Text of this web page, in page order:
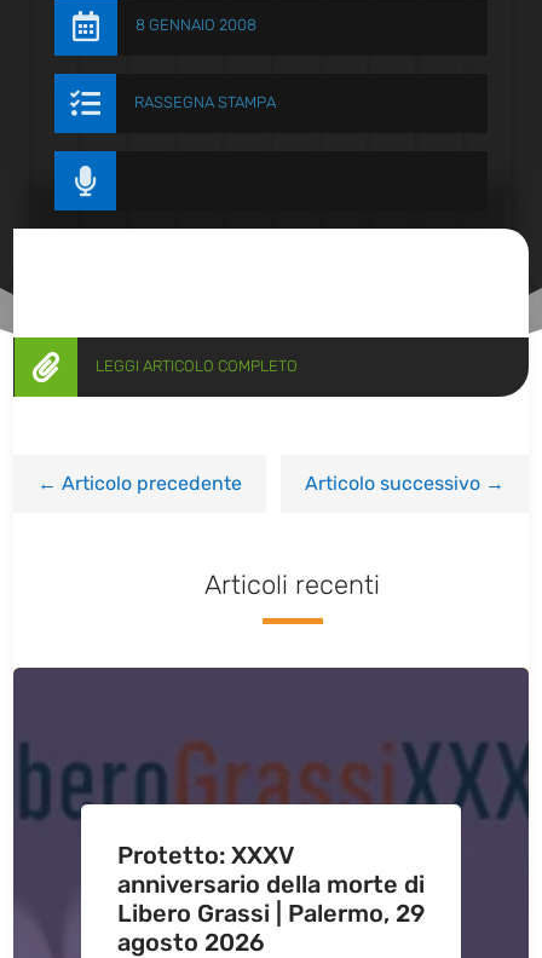
 8 GENNAIO 2008
 RASSEGNA STAMPA

 LEGGI ARTICOLO COMPLETO
←Articolo precedente Articolo successivo→
Articoli recenti
Protetto: XXXV
anniversario della morte di
Libero Grassi | Palermo, 29
agosto 2026